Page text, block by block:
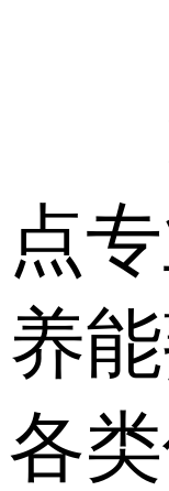
点
养
各